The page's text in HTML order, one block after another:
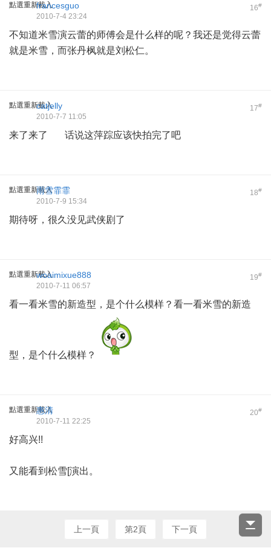
點選重新載入 16#
francesguo
2010-7-4 23:24
不知道米雪演云蕾的师傅会是什么样的呢？我还是觉得云蕾
就是米雪，而张丹枫就是刘松仁。
點選重新載入 17#
catjelly
2010-7-7 11:05
来了来了 话说这萍踪应该快拍完了吧
點選重新載入 18#
雨雪霏霏
2010-7-9 15:34
期待呀，很久没见武侠剧了
點選重新載入 19#
woaimixue888
2010-7-11 06:57
看一看米雪的新造型，是个什么模样？看一看米雪的新造
型，是个什么模样？
點選重新載入 20#
惠清
2010-7-11 22:25
好高兴!!
又能看到松雪[演出。
上一頁 第2頁 下一頁